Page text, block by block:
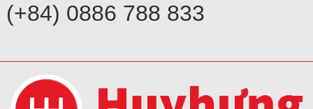
(+84) 0886 788 833